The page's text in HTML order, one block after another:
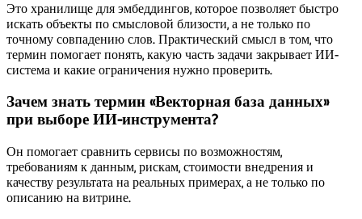
Это хранилище для эмбеддингов, которое позволяет быстро
искать объекты по смысловой близости, а не только по
точному совпадению слов. Практический смысл в том, что
термин помогает понять, какую часть задачи закрывает ИИ-
система и какие ограничения нужно проверить.
Зачем знать термин «Векторная база данных»
при выборе ИИ-инструмента?
Он помогает сравнить сервисы по возможностям,
требованиям к данным, рискам, стоимости внедрения и
качеству результата на реальных примерах, а не только по
описанию на витрине.